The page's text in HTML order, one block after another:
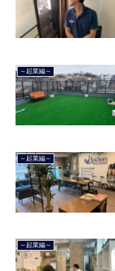
～起業編～
～起業編～
～起業編～